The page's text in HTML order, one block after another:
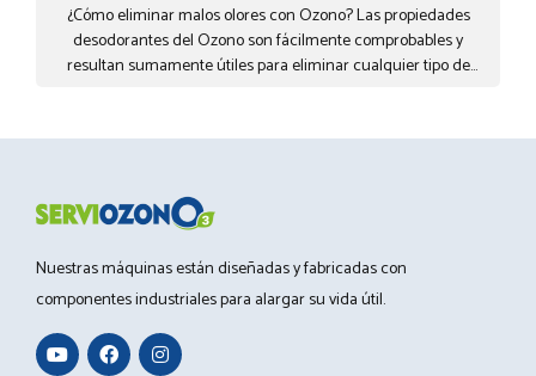
¿Cómo eliminar malos olores con Ozono? Las propiedades
desodorantes del Ozono son fácilmente comprobables y
resultan sumamente útiles para eliminar cualquier tipo de
bacterias…) sin añadir ningún componente químico y sin
tal y como ocurre después de una tormenta. Una vez
eliminada la fuente de mal olor, un tratamiento ambiental de
bienestar. Cuando el olor puede ayudar a vender ¿Qué es
el marketing olfativo? ¿Alguna vez...
Nuestras máquinas están diseñadas y fabricadas con
componentes industriales para alargar su vida útil.